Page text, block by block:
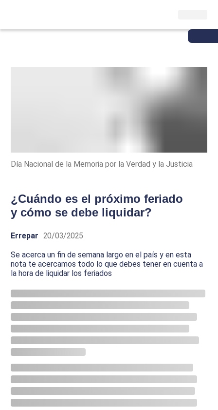
Día Nacional de la Memoria por la Verdad y la Justicia
¿Cuándo es el próximo feriado
y cómo se debe liquidar?
Errepar 20/03/2025
Se acerca un fin de semana largo en el país y en esta
nota te acercamos todo lo que debes tener en cuenta a
la hora de liquidar los feriados